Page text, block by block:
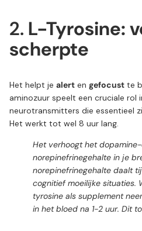
2. L-Tyrosine:
scherpte
Het helpt je alert en gefocust te
aminozuur speelt een cruciale rol
neurotransmitters die essentieel
Het werkt tot wel 8 uur lang.
Het verhoogt het
norepinefrinegehalte in je
norepinefrinegehalte daalt
cognitief moeilijke situaties.
tyrosine als supplement
in het bloed na 1-2 uur. Dit